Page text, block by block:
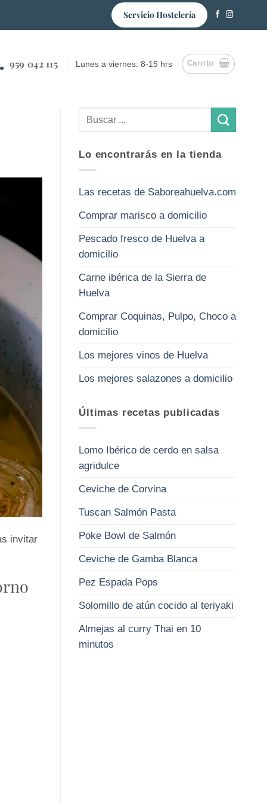
Servicio Hostelería
959 042 115 Lunes a viernes: 8-15 hrs Carrito
invitar
Lo encontrarás en la tienda
Las recetas de Saboreahuelva.com
Comprar marisco a domicilio
Pescado fresco de Huelva a
domicilio
Carne ibérica de la Sierra de
Huelva
Comprar Coquinas, Pulpo, Choco a
domicilio
Los mejores vinos de Huelva
Los mejores salazones a domicilio
Últimas recetas publicadas
Lomo Ibérico de cerdo en salsa
agridulce
Ceviche de Corvina
Tuscan Salmón Pasta
Poke Bowl de Salmón
Ceviche de Gamba Blanca
Pez Espada Pops
Solomillo de atún cocido al teriyaki
Almejas al curry Thai en 10
minutos